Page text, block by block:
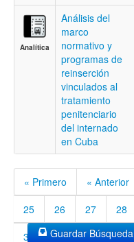
Analítica
Análisis del
marco
normativo y
programas de
reinserción
vinculados al
tratamiento
penitenciario
del internado
en Cuba
« Primero « Anterior
25
26 27 28
34
35 36 37
Guardar Búsqueda